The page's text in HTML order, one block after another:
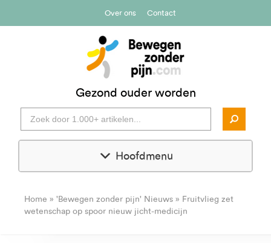
Over ons Contact
Gezond ouder worden
Hoofdmenu
Home » 'Bewegen zonder pijn' Nieuws » Fruitvlieg zet
wetenschap op spoor nieuw jicht-medicijn